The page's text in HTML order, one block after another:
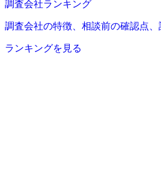
調査会社ランキング
調査会社の特徴、相談前の確認点
ランキングを見る